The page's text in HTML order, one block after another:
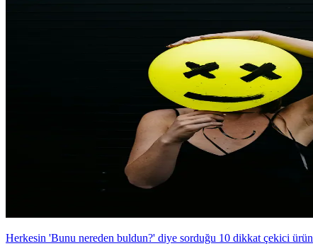
Herkesin 'Bunu nereden buldun?' diye sorduğu 10 dikkat çekici ürün